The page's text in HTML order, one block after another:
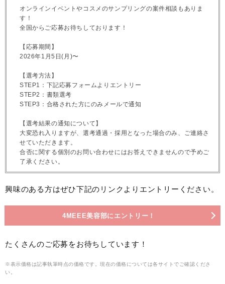
オンラインイベントやコスメのサンプリングの案件相談もありま
す！
全国からご応募お待ちしております！
【応募期間】
2026年1月5日(月)〜
【選考方法】
STEP1：下記応募フォームよりエントリー
STEP2：書類選考
STEP3：合格された方にのみメールで通知
【選考結果の通知について】
大変恐れ入りますが、選考通過・採用となった場合のみ、ご連絡さ
せていただきます。
合否に関する個別のお問い合わせにはお答えできませんので予めご
了承ください。
興味のある方はぜひ下記のリンクよりエントリーください。
4MEEE美容部にエントリー！
たくさんのご応募をお待ちしています！
※表示価格は記事執筆時点の価格です。現在の価格については各サイトでご確認くださ
い。